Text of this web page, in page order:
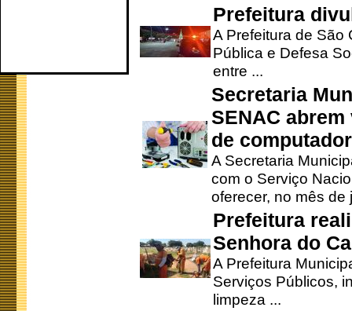
Prefeitura
A Prefeitura de São
Pública e Defesa
entre ...
Secretaria
SENAC
de
A Secretaria
com o Serviço
oferecer, no mês de
Prefeitura
Senhora do
A Prefeitura
Serviços Públicos,
limpeza ...